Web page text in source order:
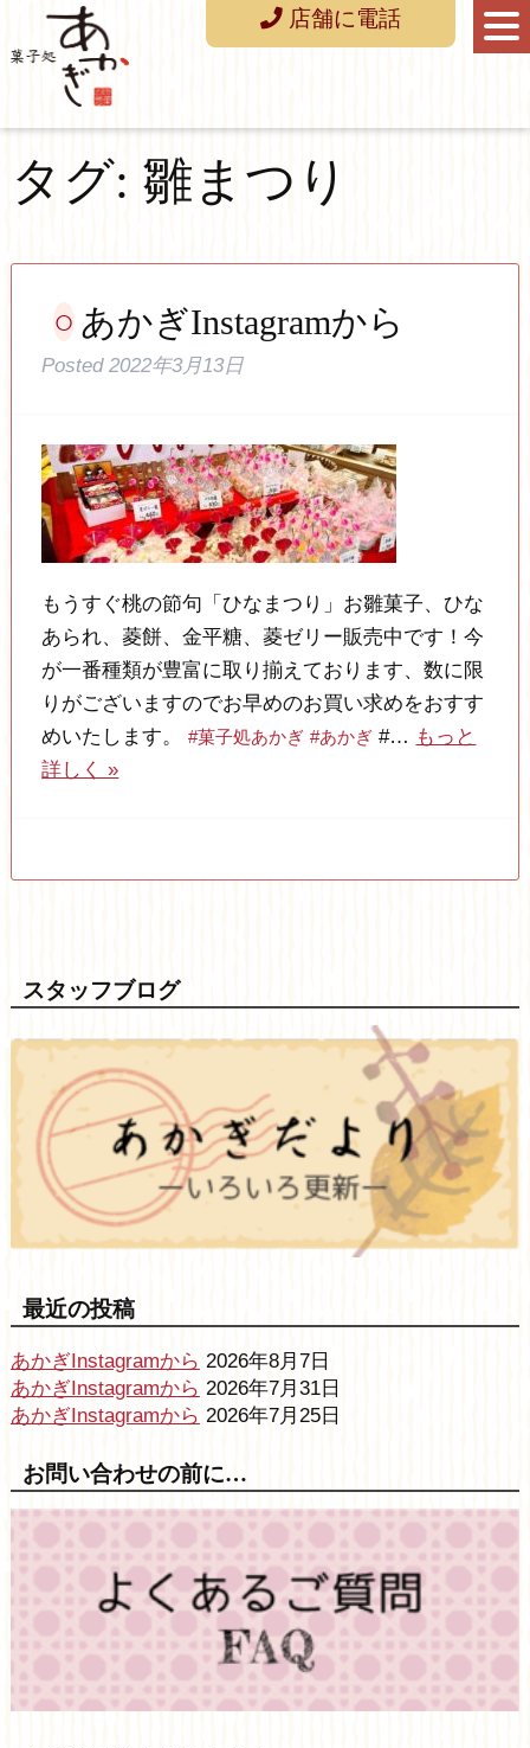
タグ: 雛まつり
あかぎInstagramから
Posted2022年3月13日
もうすぐ桃の節句「ひなまつり」お雛菓子、ひな
あられ、菱餅、金平糖、菱ゼリー販売中です！今
が一番種類が豊富に取り揃えております、数に限
りがございますのでお早めのお買い求めをおすす
めいたします。#菓子処あかぎ #あかぎ #… もっと
詳しく »
スタッフブログ
最近の投稿
あかぎInstagramから 2026年8月7日
あかぎInstagramから 2026年7月31日
あかぎInstagramから 2026年7月25日
お問い合わせの前に…
店舗に電話